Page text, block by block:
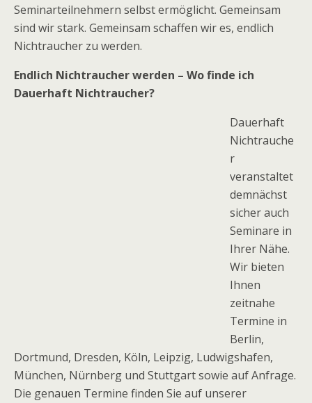
Seminarteilnehmern selbst ermöglicht. Gemeinsam
sind wir stark. Gemeinsam schaffen wir es, endlich
Nichtraucher zu werden.
Endlich Nichtraucher werden – Wo finde ich
Dauerhaft Nichtraucher?
Dauerhaft
Nichtrauche
r
veranstaltet
demnächst
sicher auch
Seminare in
Ihrer Nähe.
Wir bieten
Ihnen
zeitnahe
Termine in
Berlin,
Dortmund, Dresden, Köln, Leipzig, Ludwigshafen,
München, Nürnberg und Stuttgart sowie auf Anfrage.
Die genauen Termine finden Sie auf unserer